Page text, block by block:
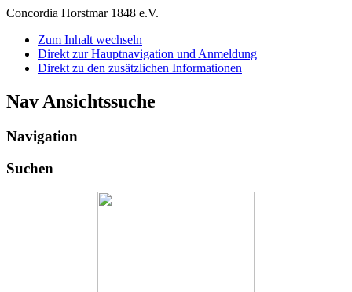
Concordia Horstmar 1848 e.V.
Zum Inhalt wechseln
Direkt zur Hauptnavigation und Anmeldung
Direkt zu den zusätzlichen Informationen
Nav Ansichtssuche
Navigation
Suchen